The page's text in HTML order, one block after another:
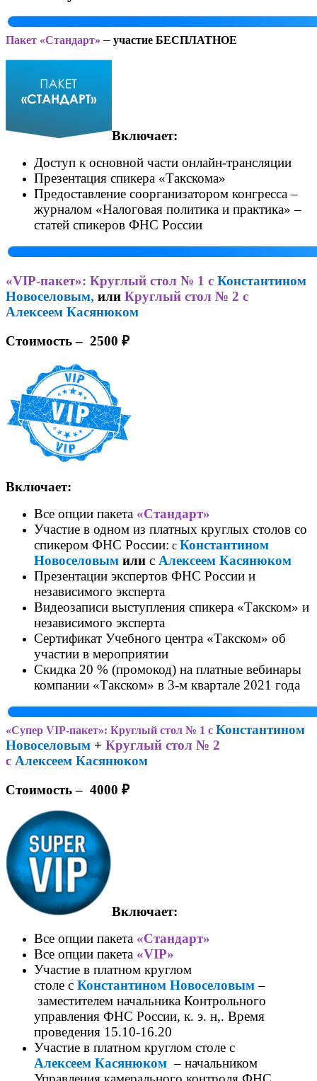
Пакет «Стандарт» – участие БЕСПЛАТНОЕ
Включает:
Доступ к основной части онлайн-трансляции
Презентация спикера «Такскома»
Предоставление соорганизатором конгресса –
журналом «Налоговая политика и практика» –
статей спикеров ФНС России
«VIP-пакет»: Круглый стол № 1 с Константином
Новоселовым, или Круглый стол № 2 с
Алексеем Касянюком
Стоимость– 2500 ₽
Включает:
Все опции пакета «Стандарт»
Участие в одном из платных круглых столов со
спикером ФНС России: с Константином
Новоселовым или с Алексеем Касянюком
Презентации экспертов ФНС России и
независимого эксперта
Видеозаписи выступления спикера «Такском» и
независимого эксперта
Сертификат Учебного центра «Такском» об
участии в мероприятии
Скидка 20 % (промокод) на платные вебинары
компании «Такском» в 3-м квартале 2021 года
«Супер VIP-пакет»: Круглый стол № 1 с Константином
Новоселовым + Круглый стол № 2
с Алексеем Касянюком
Стоимость– 4000 ₽
Включает:
Все опции пакета «Стандарт»
Все опции пакета «VIP»
Участие в платном круглом
столе с Константином Новоселовым –
заместителем начальника Контрольного
управления ФНС России, к. э. н,. Время
проведения 15.10-16.20
Участие в платном круглом столе с
Алексеем Касянюком– начальником